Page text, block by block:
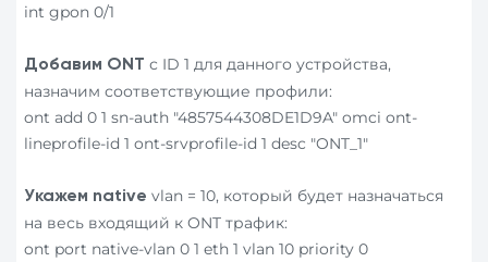
int gpon 0/1
Добавим ONT с ID 1 для данного устройства,
назначим соответствующие профили:
ont add 0 1 sn-auth "4857544308DE1D9A" omci ont-
lineprofile-id 1 ont-srvprofile-id 1 desc "ONT_1"
Укажем native vlan = 10, который будет назначаться
на весь входящий к ONT трафик:
ont port native-vlan 0 1 eth 1 vlan 10 priority 0